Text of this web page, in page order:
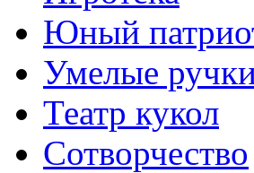
Юный
Умелые
Театр кукол
Сотворчество